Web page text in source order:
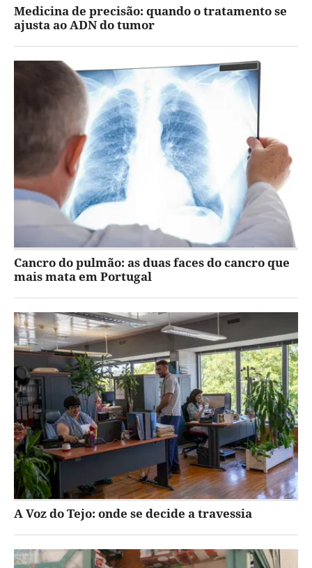
Medicina de precisão: quando o tratamento se
ajusta ao ADN do tumor
Cancro do pulmão: as duas faces do cancro que
mais mata em Portugal
A Voz do Tejo: onde se decide a travessia